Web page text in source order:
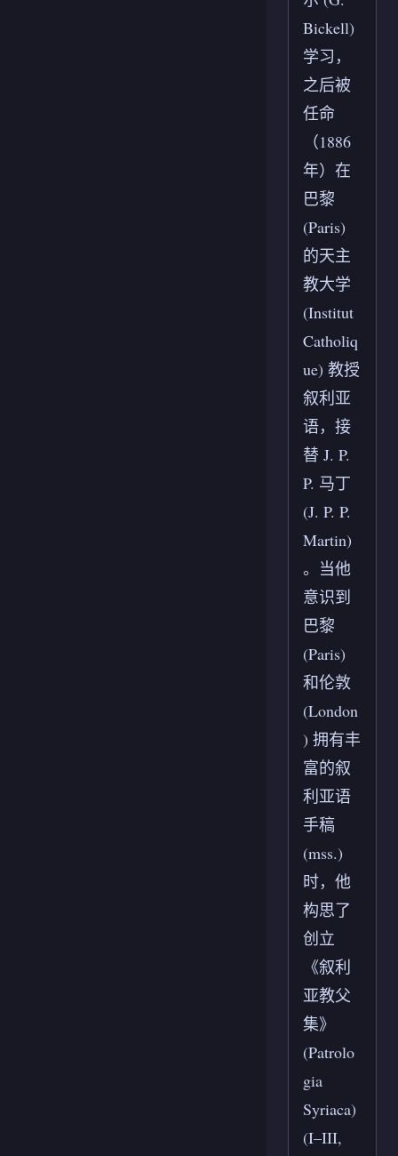
Bickell)
学习，
之后被
任命
（1886
年）在
巴黎
(Paris)
的天主
教大学
(Institut
Catholiq
ue) 教授
叙利亚
语，接
替 J. P.
P. 马丁
(J. P. P.
Martin)
。当他
意识到
巴黎
(Paris)
和伦敦
(London
) 拥有丰
富的叙
利亚语
手稿
(mss.)
时，他
构思了
创立
《叙利
亚教父
集》
(Patrolo
gia
Syriaca)
(I–III,